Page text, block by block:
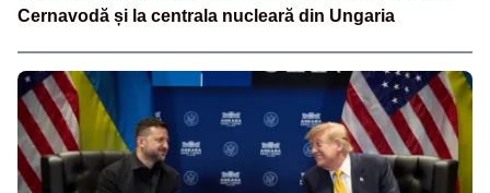
Cernavodă și la centrala nucleară din Ungaria